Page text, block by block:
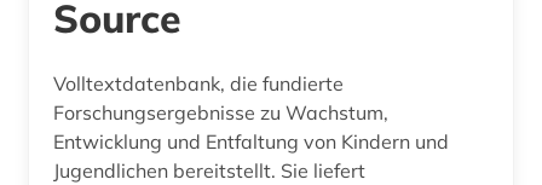
Source
Volltextdatenbank, die fundierte
Forschungsergebnisse zu Wachstum,
Entwicklung und Entfaltung von Kindern und
Jugendlichen bereitstellt. Sie liefert